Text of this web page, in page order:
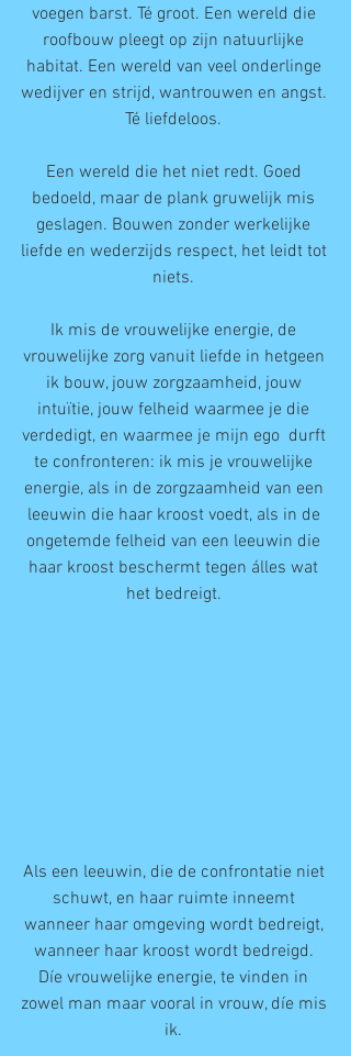
voegen barst. Té groot. Een wereld die
roofbouw pleegt op zijn natuurlijke
habitat. Een wereld van veel onderlinge
wedijver en strijd, wantrouwen en angst.
Té liefdeloos.
Een wereld die het niet redt. Goed
bedoeld, maar de plank gruwelijk mis
geslagen. Bouwen zonder werkelijke
liefde en wederzijds respect, het leidt tot
niets.
Ik mis de vrouwelijke energie, de
vrouwelijke zorg vanuit liefde in hetgeen
ik bouw, jouw zorgzaamheid, jouw
intuïtie, jouw felheid waarmee je die
verdedigt, en waarmee je mijn ego  durft
te confronteren: ik mis je vrouwelijke
energie, als in de zorgzaamheid van een
leeuwin die haar kroost voedt, als in de
ongetemde felheid van een leeuwin die
haar kroost beschermt tegen álles wat
het bedreigt.
Als een leeuwin, die de confrontatie niet
schuwt, en haar ruimte inneemt
wanneer haar omgeving wordt bedreigt,
wanneer haar kroost wordt bedreigd.
Díe vrouwelijke energie, te vinden in
zowel man maar vooral in vrouw, díe mis
ik.